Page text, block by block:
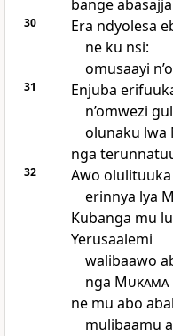
bange
30
Era ndyolesa
ne ku nsi:
omusaayi
31
Enjuba
n’omwezi
olunaku lwa
nga
32
Awo
erinnya lya
Kubanga mu
Yerusaalemi
walibaawo
nga Mukama
ne mu abo
mulibaamu